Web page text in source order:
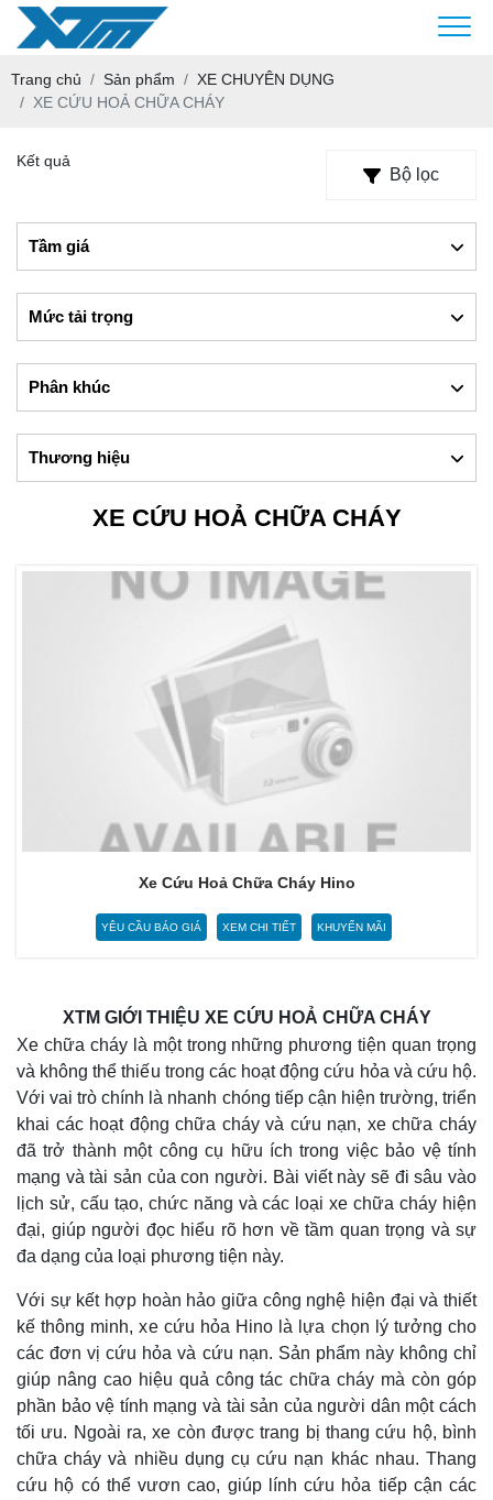
Trang chủ Sản phẩm
XE CHUYÊN DỤNG
XE CỨU HOẢ CHỮA CHÁY
Kết quả
Bộ lọc
Tầm giá
Mức tải trọng
Phân khúc
Thương hiệu
XE CỨU HOẢ CHỮA CHÁY
Xe Cứu Hoả Chữa Cháy Hino
YÊU CẦU BÁO GIÁ XEM CHI TIẾT KHUYẾN MÃI
XTM GIỚI THIỆU XE CỨU HOẢ CHỮA CHÁY
Xe chữa cháy là một trong những phương tiện quan trọng
và không thể thiếu trong các hoạt động cứu hỏa và cứu hộ.
Với vai trò chính là nhanh chóng tiếp cận hiện trường, triển
khai các hoạt động chữa cháy và cứu nạn, xe chữa cháy
đã trở thành một công cụ hữu ích trong việc bảo vệ tính
mạng và tài sản của con người. Bài viết này sẽ đi sâu vào
lịch sử, cấu tạo, chức năng và các loại xe chữa cháy hiện
đại, giúp người đọc hiểu rõ hơn về tầm quan trọng và sự
đa dạng của loại phương tiện này.
Với sự kết hợp hoàn hảo giữa công nghệ hiện đại và thiết
kế thông minh, xe cứu hỏa Hino là lựa chọn lý tưởng cho
các đơn vị cứu hỏa và cứu nạn. Sản phẩm này không chỉ
giúp nâng cao hiệu quả công tác chữa cháy mà còn góp
phần bảo vệ tính mạng và tài sản của người dân một cách
tối ưu. Ngoài ra, xe còn được trang bị thang cứu hộ, bình
chữa cháy và nhiều dụng cụ cứu nạn khác nhau. Thang
cứu hộ có thể vươn cao, giúp lính cứu hỏa tiếp cận các